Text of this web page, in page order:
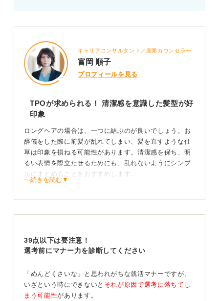
キャリアコンサルタント／産業カウンセラー
富岡 順子
プロフィールを見る
TPOが求められる！ 清潔感を意識した髪型が好
印象
ロングヘアの場合は、一つに結ぶのが良いでしょう。お
辞儀をした際に前髪が乱れてしまい、髪を直すような仕
草は印象を損ねる可能性があります。清潔感を保ち、明
るい表情を際立たせるためにも、乱れないようにシンプ
ルにまとめることをおすすめします。
と言われています。
な姿勢が、社会人としての基本です。
自分らしさと相手への配慮のバランスを考える良い機会
⋯続きを読む▼
39点以下は要注意！
選考前にマナー力を診断してください
「めんどくさいな」と思われがちな就活マナーですが、
いざという時にできないと それが原因で選考に落ちてし
まう可能性があります。